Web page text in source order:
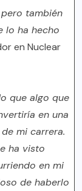
también
lo ha hecho
en Nuclear
que algo que
en una
mi carrera.
ha visto
en mi
de haberlo